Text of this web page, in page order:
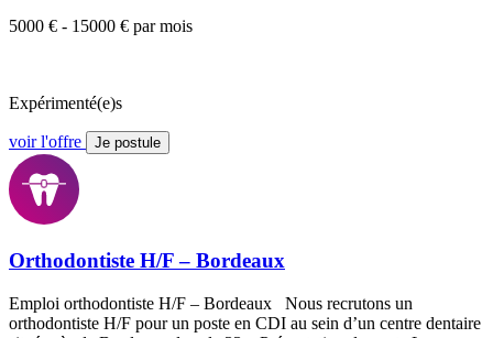
5000 € - 15000 € par mois
Expérimenté(e)s
voir l'offre Je postule
Orthodontiste H/F – Bordeaux
Emploi orthodontiste H/F – Bordeaux Nous recrutons un
orthodontiste H/F pour un poste en CDI au sein d’un centre dentaire